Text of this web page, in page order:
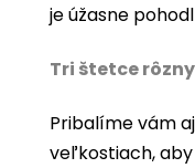
je úžasne
Tri štetce
Pribalíme vám
veľkostiach,